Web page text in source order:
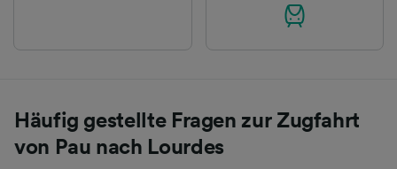
Häufig gestellte Fragen zur Zugfahrt
von Pau nach Lourdes